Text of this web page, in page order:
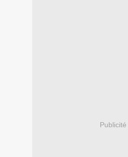
Publicité